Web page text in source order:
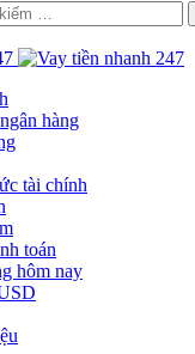
hàng
tài chính
toán
hôm nay